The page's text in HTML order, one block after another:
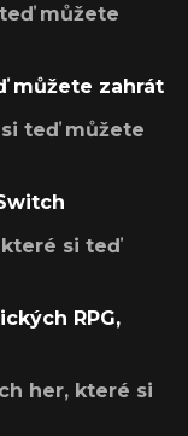
můžete
můžete zahrát
teď můžete
si teď
RPG,
her, které si